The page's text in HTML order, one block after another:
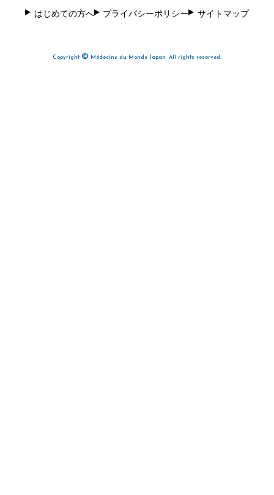
はじめての方へ プライバシーポリシー サイトマップ
Copyright © Médecins du Monde Japan. All rights reserved.